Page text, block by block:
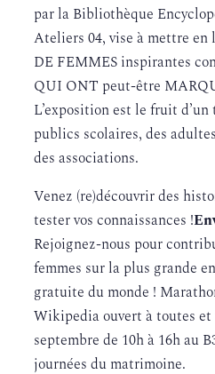
par la Bibliothèque
Ateliers 04, vise à mettre en
DE FEMMES inspirantes
QUI ONT peut-être
L’exposition est le fruit d’un
publics scolaires, des
des associations.
Venez (re)découvrir des
tester vos connaissances !
Rejoignez-nous pour
femmes sur la plus grande
gratuite du monde !
Wikipedia ouvert à toutes et
septembre de 10h à 16h au
journées du matrimoine.